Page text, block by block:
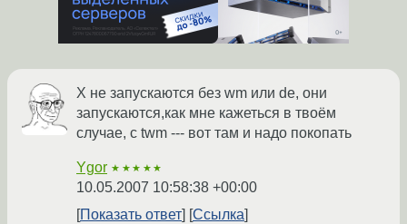
Х не запускаются без wm или de, они
запускаются,как мне кажеться в твоём
случае, с twm --- вот там и надо покопать
Ygor ★★★★★
10.05.2007 10:58:38 +00:00
Показать ответ
Ссылка